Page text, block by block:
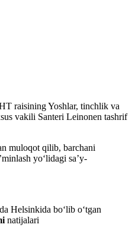
raisining Yoshlar, tinchlik va
vakili Santeri Leinonen tashrif
muloqot qilib, barchani
yo‘lidagi saʼy-
Helsinkida bo‘lib o‘tgan
natijalari